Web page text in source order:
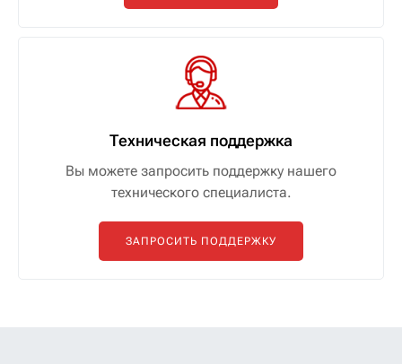
Техническая поддержка
Вы можете запросить поддержку нашего
технического специалиста.
ЗАПРОСИТЬ ПОДДЕРЖКУ